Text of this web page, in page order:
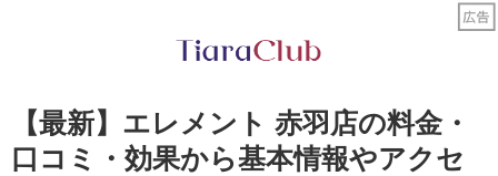
【最新】エレメント 赤羽店の料金・
口コミ・効果から基本情報やアクセ